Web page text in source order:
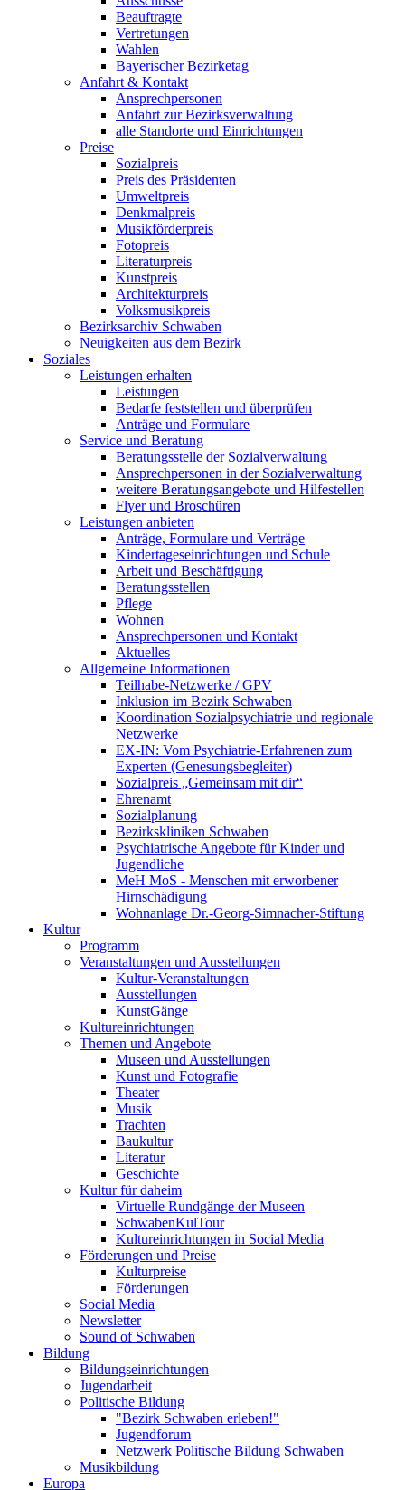
Beauftragte
Vertretungen
Wahlen
Bayerischer Bezirketag
Anfahrt & Kontakt
Ansprechpersonen
Anfahrt zur Bezirksverwaltung
alle Standorte und Einrichtungen
Preise
Sozialpreis
Preis des Präsidenten
Umweltpreis
Denkmalpreis
Musikförderpreis
Fotopreis
Literaturpreis
Kunstpreis
Architekturpreis
Volksmusikpreis
Bezirksarchiv Schwaben
Neuigkeiten aus dem Bezirk
Soziales
Leistungen erhalten
Leistungen
Bedarfe feststellen und überprüfen
Anträge und Formulare
Service und Beratung
Beratungsstelle der Sozialverwaltung
Ansprechpersonen in der Sozialverwaltung
weitere Beratungsangebote und Hilfestellen
Flyer und Broschüren
Leistungen anbieten
Anträge, Formulare und Verträge
Kindertageseinrichtungen und Schule
Arbeit und Beschäftigung
Beratungsstellen
Pflege
Wohnen
Ansprechpersonen und Kontakt
Aktuelles
Allgemeine Informationen
Teilhabe-Netzwerke / GPV
Inklusion im Bezirk Schwaben
Koordination Sozialpsychiatrie und regionale
Netzwerke
EX-IN: Vom Psychiatrie-Erfahrenen zum
Experten (Genesungsbegleiter)
Sozialpreis „Gemeinsam mit dir“
Ehrenamt
Sozialplanung
Bezirkskliniken Schwaben
Psychiatrische Angebote für Kinder und
Jugendliche
MeH MoS - Menschen mit erworbener
Hirnschädigung
Wohnanlage Dr.-Georg-Simnacher-Stiftung
Kultur
Programm
Veranstaltungen und Ausstellungen
Kultur-Veranstaltungen
Ausstellungen
KunstGänge
Kultureinrichtungen
Themen und Angebote
Museen und Ausstellungen
Kunst und Fotografie
Theater
Musik
Trachten
Baukultur
Literatur
Geschichte
Kultur für daheim
Virtuelle Rundgänge der Museen
SchwabenKulTour
Kultureinrichtungen in Social Media
Förderungen und Preise
Kulturpreise
Förderungen
Social Media
Newsletter
Sound of Schwaben
Bildung
Bildungseinrichtungen
Jugendarbeit
Politische Bildung
"Bezirk Schwaben erleben!"
Jugendforum
Netzwerk Politische Bildung Schwaben
Musikbildung
Europa